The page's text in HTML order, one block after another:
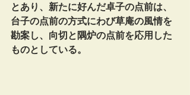
とあり、新たに好んだ卓子の点前は、
台子の点前の方式にわび草庵の風情を
勘案し、向切と隅炉の点前を応用した
ものとしている。